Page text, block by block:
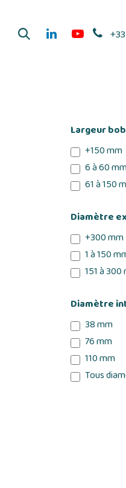
Largeur
+150 mm
6 à 60
61 à 150
Diamètre
+300 mm
1 à 150
151 à 300
Diamètre
38 mm
76 mm
110 mm
Tous